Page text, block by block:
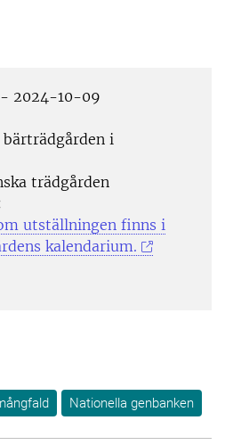
2024-10-09
i
trädgården
utställningen finns i
kalendarium.
Nationella genbanken